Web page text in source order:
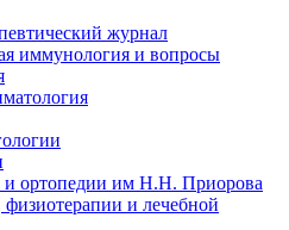
журнал
иммунология и вопросы
и ортопедии им Н.Н. Приорова
и лечебной